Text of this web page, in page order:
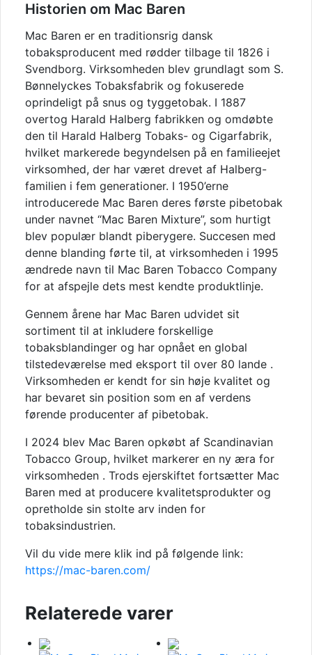
Historien om Mac Baren
Mac Baren er en traditionsrig dansk
tobaksproducent med rødder tilbage til 1826 i
Svendborg. Virksomheden blev grundlagt som S.
Bønnelyckes Tobaksfabrik og fokuserede
oprindeligt på snus og tyggetobak. I 1887
overtog Harald Halberg fabrikken og omdøbte
den til Harald Halberg Tobaks- og Cigarfabrik,
hvilket markerede begyndelsen på en familieejet
virksomhed, der har været drevet af Halberg-
familien i fem generationer. I 1950’erne
introducerede Mac Baren deres første pibetobak
under navnet “Mac Baren Mixture”, som hurtigt
blev populær blandt piberygere. Succesen med
denne blanding førte til, at virksomheden i 1995
ændrede navn til Mac Baren Tobacco Company
for at afspejle dets mest kendte produktlinje.
Gennem årene har Mac Baren udvidet sit
sortiment til at inkludere forskellige
tobaksblandinger og har opnået en global
tilstedeværelse med eksport til over 80 lande .
Virksomheden er kendt for sin høje kvalitet og
har bevaret sin position som en af verdens
førende producenter af pibetobak.
I 2024 blev Mac Baren opkøbt af Scandinavian
Tobacco Group, hvilket markerer en ny æra for
virksomheden . Trods ejerskiftet fortsætter Mac
Baren med at producere kvalitetsprodukter og
opretholde sin stolte arv inden for
tobaksindustrien.
Vil du vide mere klik ind på følgende link:
https://mac-baren.com/
Relaterede varer